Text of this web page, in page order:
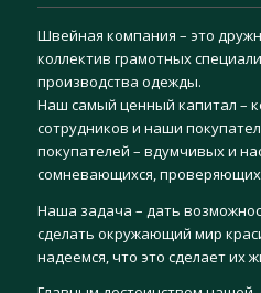
Швейная компания – это
коллектив грамотных
производства одежды.
Наш самый ценный капитал –
сотрудников и наши
покупателей – вдумчивых и
сомневающихся,
Наша задача – дать
сделать окружающий мир
надеемся, что это сделает их